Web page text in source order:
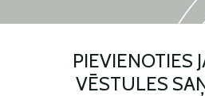
PIEVIENOTIES
VĒSTULES